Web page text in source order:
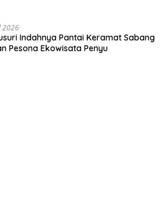
2026
Indahnya Pantai Keramat Sabang
Pesona Ekowisata Penyu